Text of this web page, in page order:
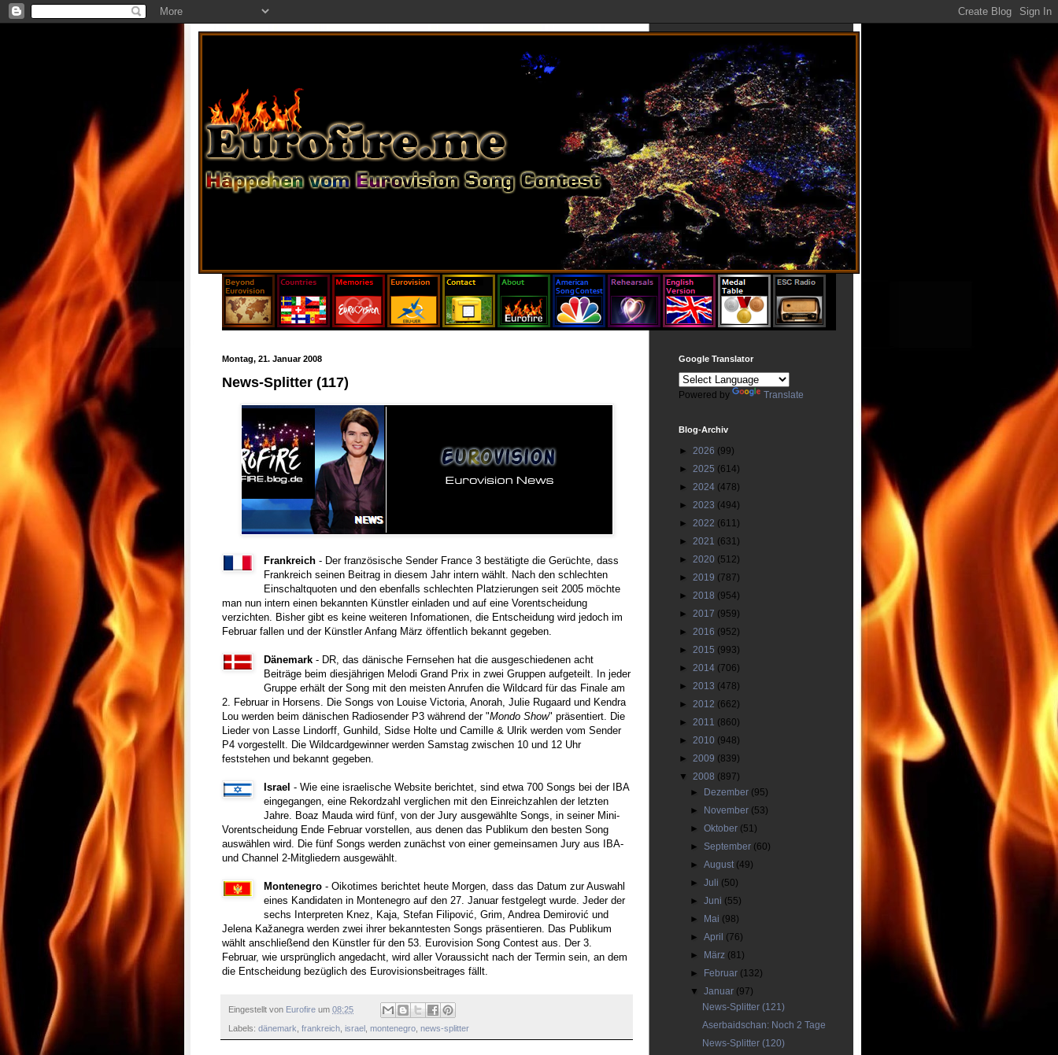
Montag, 21. Januar 2008
News-Splitter (117)
Frankreich- Der französische Sender France 3 bestätigte die Gerüchte, dass
Frankreich seinen Beitrag in diesem Jahr intern wählt. Nach den schlechten
Einschaltquoten und den ebenfalls schlechten Platzierungen seit 2005 möchte
man nun intern einen bekannten Künstler einladen und auf eine Vorentscheidung
verzichten. Bisher gibt es keine weiteren Infomationen, die Entscheidung wird jedoch im
Februar fallen und der Künstler Anfang März öffentlich bekannt gegeben.
Dänemark - DR, das dänische Fernsehen hat die ausgeschiedenen acht
Beiträge beim diesjährigen Melodi Grand Prix in zwei Gruppen aufgeteilt. In jeder
Gruppe erhält der Song mit den meisten Anrufen die Wildcard für das Finale am
2. Februar in Horsens. Die Songs von Louise Victoria, Anorah, Julie Rugaard und Kendra
Lou werden beim dänischen Radiosender P3 während der "Mondo Show" präsentiert. Die
Lieder von Lasse Lindorff, Gunhild, Sidse Holte und Camille & Ulrik werden vom Sender
P4 vorgestellt. Die Wildcardgewinner werden Samstag zwischen 10 und 12 Uhr
feststehen und bekannt gegeben.
Israel - Wie eine israelische Website berichtet, sind etwa 700 Songs bei der IBA
eingegangen, eine Rekordzahl verglichen mit den Einreichzahlen der letzten
Jahre. Boaz Mauda wird fünf, von der Jury ausgewählte Songs, in seiner Mini-
Vorentscheidung Ende Februar vorstellen, aus denen das Publikum den besten Song
auswählen wird. Die fünf Songs werden zunächst von einer gemeinsamen Jury aus IBA-
und Channel 2-Mitgliedern ausgewählt.
Montenegro - Oikotimes berichtet heute Morgen, dass das Datum zur Auswahl
eines Kandidaten in Montenegro auf den 27. Januar festgelegt wurde. Jeder der
sechs Interpreten Knez, Kaja, Stefan Filipović, Grim, Andrea Demirović und
Jelena Kažanegra werden zwei ihrer bekanntesten Songs präsentieren. Das Publikum
wählt anschließend den Künstler für den 53. Eurovision Song Contest aus. Der 3.
Februar, wie ursprünglich angedacht, wird aller Voraussicht nach der Termin sein, an dem
die Entscheidung bezüglich des Eurovisionsbeitrages fällt.
Eingestellt von Eurofire um 08:25
Labels: dänemark frankreich israel montenegro news-splitter
Google Translator
Powered by Translate
Blog-Archiv
► 2026 (99)
► 2025 (614)
► 2024 (478)
► 2023 (494)
► 2022 (611)
► 2021 (631)
► 2020 (512)
► 2019 (787)
► 2018 (954)
► 2017 (959)
► 2016 (952)
► 2015 (993)
► 2014 (706)
► 2013 (478)
► 2012 (662)
► 2011 (860)
► 2010 (948)
► 2009 (839)
▼ 2008 (897)
►
Dezember (95)
►
November (53)
►Oktober (51)
► September (60)
►August (49)
►Juli (50)
►Juni (55)
►
Mai (98)
►April (76)
►
März (81)
►
Februar (132)
▼Januar (97)
News-Splitter (121)
Aserbaidschan: Noch 2 Tage
News-Splitter (120)